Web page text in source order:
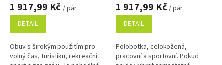
1 917,99 Kč / pár
DETAIL
Obuv s širokým použitím pro
volný čas, turistiku, rekreační
1 917,99 Kč / pár
DETAIL
Polobotka, celokožená,
pracovní a sportovní. Pokud